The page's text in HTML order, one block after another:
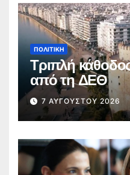
ΠΟΛΙΤΙΚΉ
Τριπλή
από τη ΔΕΘ
7 ΑΥΓΟΎΣΤΟΥ 2026